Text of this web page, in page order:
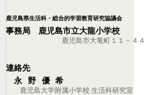
鹿児島県生活科・総合的学習教育研究協議会
事務局 鹿児島市立大龍小学校
鹿児島市大竜町１１－４４
連絡先
永野優希
鹿児島大学附属小学校 生活科研究室